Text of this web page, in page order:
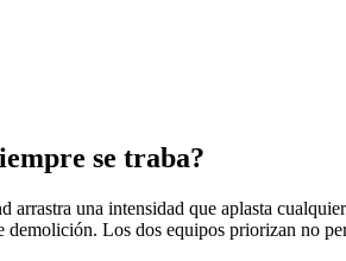
se traba?
arrastra una intensidad que aplasta
demolición. Los dos equipos priorizan no